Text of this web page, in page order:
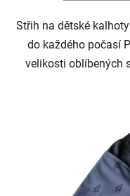
Střih na dětské
do každého počasí
velikosti oblíbených